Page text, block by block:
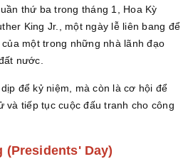
thứ ba trong tháng 1, Hoa Kỳ
King Jr., một ngày lễ liên bang để
một trong những nhà lãnh đạo
nước.
để kỷ niệm, mà còn là cơ hội để
và tiếp tục cuộc đấu tranh cho công
(Presidents' Day)